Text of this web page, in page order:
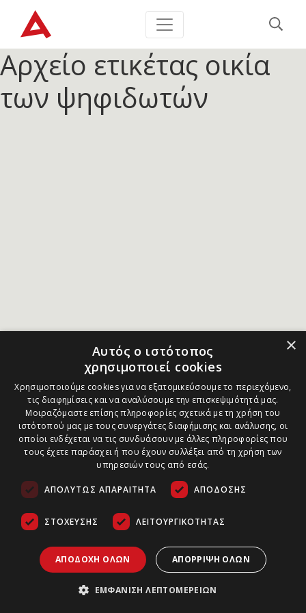
Αρχείο ετικέτας οικία
των ψηφιδωτών
×
Αυτός ο ιστότοπος
χρησιμοποιεί cookies
Χρησιμοποιούμε cookies για να εξατομικεύσουμε το περιεχόμενο,
τις διαφημίσεις και να αναλύσουμε την επισκεψιμότητά μας.
Μοιραζόμαστε επίσης πληροφορίες σχετικά με τη χρήση του
ιστότοπού μας με τους συνεργάτες διαφήμισης και ανάλυσης, οι
οποίοι ενδέχεται να τις συνδυάσουν με άλλες πληροφορίες που
τους έχετε παράσχει ή που έχουν συλλέξει από τη χρήση των
υπηρεσιών τους από εσάς.
ΑΠΟΛΎΤΩΣ ΑΠΑΡΑΊΤΗΤΑ ΑΠΌΔΟΣΗΣ
ΣΤΌΧΕΥΣΗΣ ΛΕΙΤΟΥΡΓΙΚΌΤΗΤΑΣ
ΑΠΟΔΟΧΉ ΌΛΩΝ ΑΠΌΡΡΙΨΗ ΌΛΩΝ
ΕΜΦΆΝΙΣΗ ΛΕΠΤΟΜΕΡΕΙΏΝ